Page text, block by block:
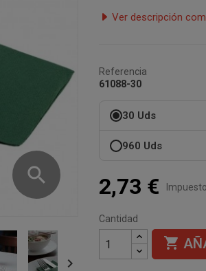
search

Ver descripción
Referencia
61088-30
30 Uds
960 Uds
2,73 €
Cantidad
